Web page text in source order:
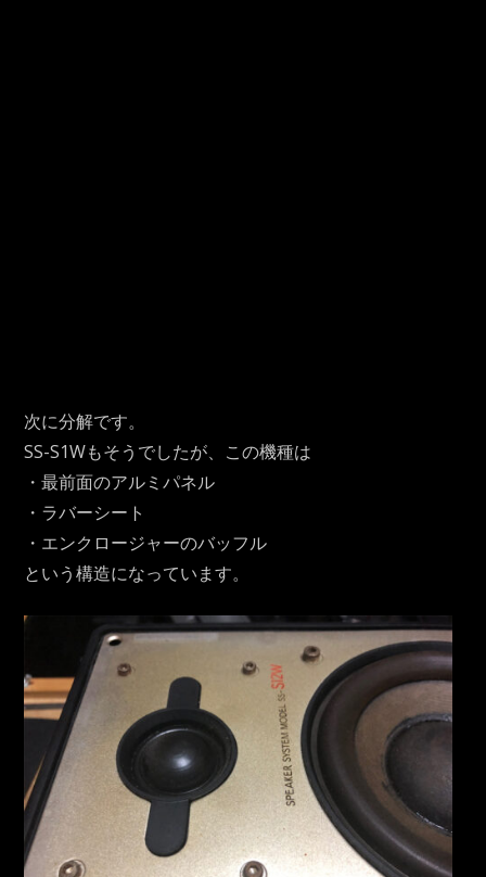
次に分解です。
SS-S1Wもそうでしたが、この機種は
・最前面のアルミパネル
・ラバーシート
・エンクロージャーのバッフル
という構造になっています。